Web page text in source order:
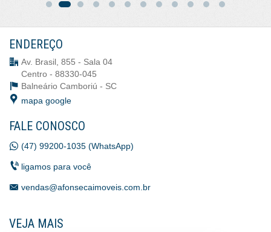
ENDEREÇO
Av. Brasil, 855 - Sala 04
Centro - 88330-045
Balneário Camboriú - SC
mapa google
FALE CONOSCO
(47) 99200-1035 (WhatsApp)
ligamos para você
vendas@afonsecaimoveis.com.br
VEJA MAIS